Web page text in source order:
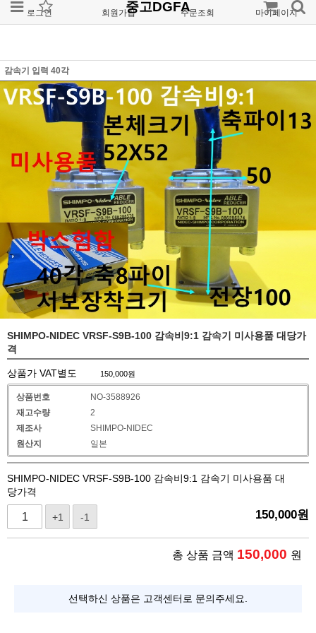
로그인 회원가입 주문조회 마이페이지
중고DGFA
감속기 입력 40각
SHIMPO-NIDEC VRSF-S9B-100 감속비9:1 감속기 미사용품 대당가
격
상품가 VAT별도 150,000원
상품번호
NO-3588926
재고수량
2
제조사
SHIMPO-NIDEC
원산지
일본
SHIMPO-NIDEC VRSF-S9B-100 감속비9:1 감속기 미사용품 대
당가격
+1 -1 150,000원
총 상품 금액 150,000 원
선택하신 상품은 고객센터로 문의주세요.